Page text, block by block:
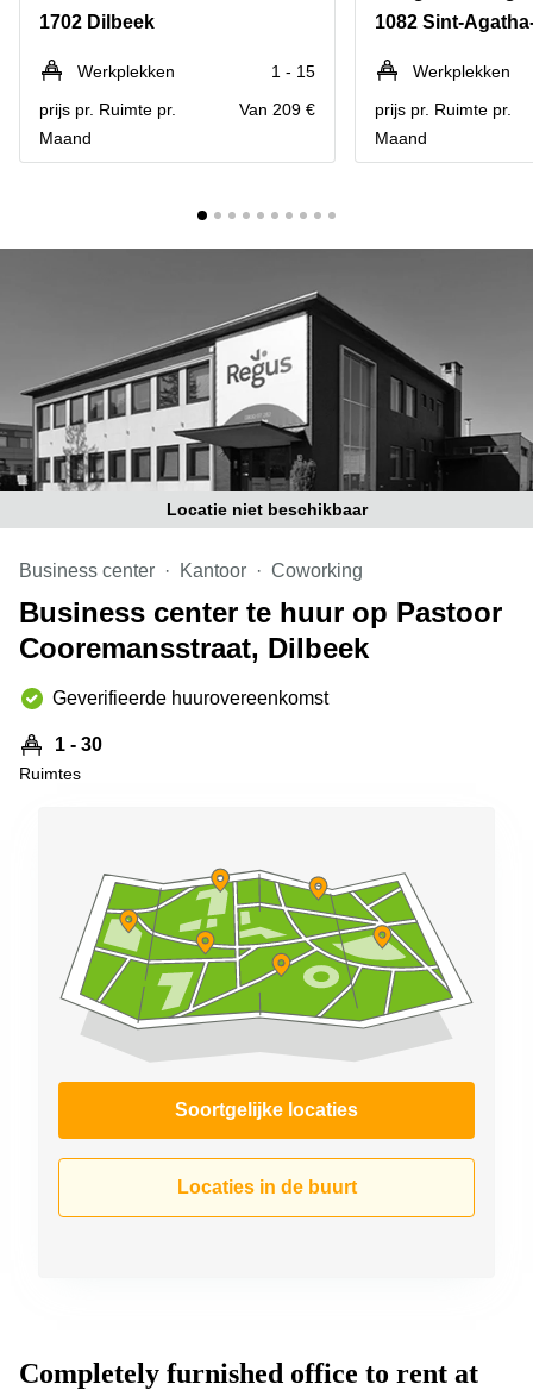
huren
Elsene
Brugge
Herentals
Aalst
ruimtes te
Gent
Hasselt
Location
centre
d'affaires
à Mons
virtueel
Antwerpen
Vergaderzaal
Antwerpen
Locaux
à louer en
Bruxelles
1702 Dilbeek
Werkplekken
1 - 15
prijs pr. Ruimte pr.
Maand
Van 209 €
1082 Sint-
Werkplekken
prijs pr. Ruimte pr.
Maand
Locatie niet beschikbaar
Business center Kantoor Coworking
Business center te huur op Pastoor
Cooremansstraat, Dilbeek
Geverifieerde huurovereenkomst
1 - 30
Ruimtes
Soortgelijke locaties
Locaties in de buurt
Completely furnished office to rent at